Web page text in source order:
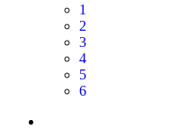
1
2
3
4
5
6